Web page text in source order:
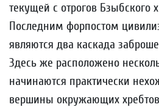
текущей с отрогов Бзыбского
Последним форпостом
являются два каскада
Здесь же расположено
начинаются практически
вершины окружающих